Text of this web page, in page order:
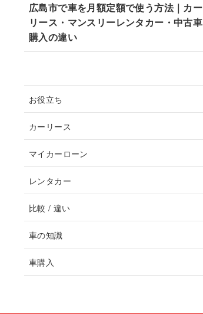
広島市で車を月額定額で使う方法｜カー
リース・マンスリーレンタカー・中古車
購入の違い
お役立ち
カーリース
マイカーローン
レンタカー
比較 / 違い
車の知識
車購入